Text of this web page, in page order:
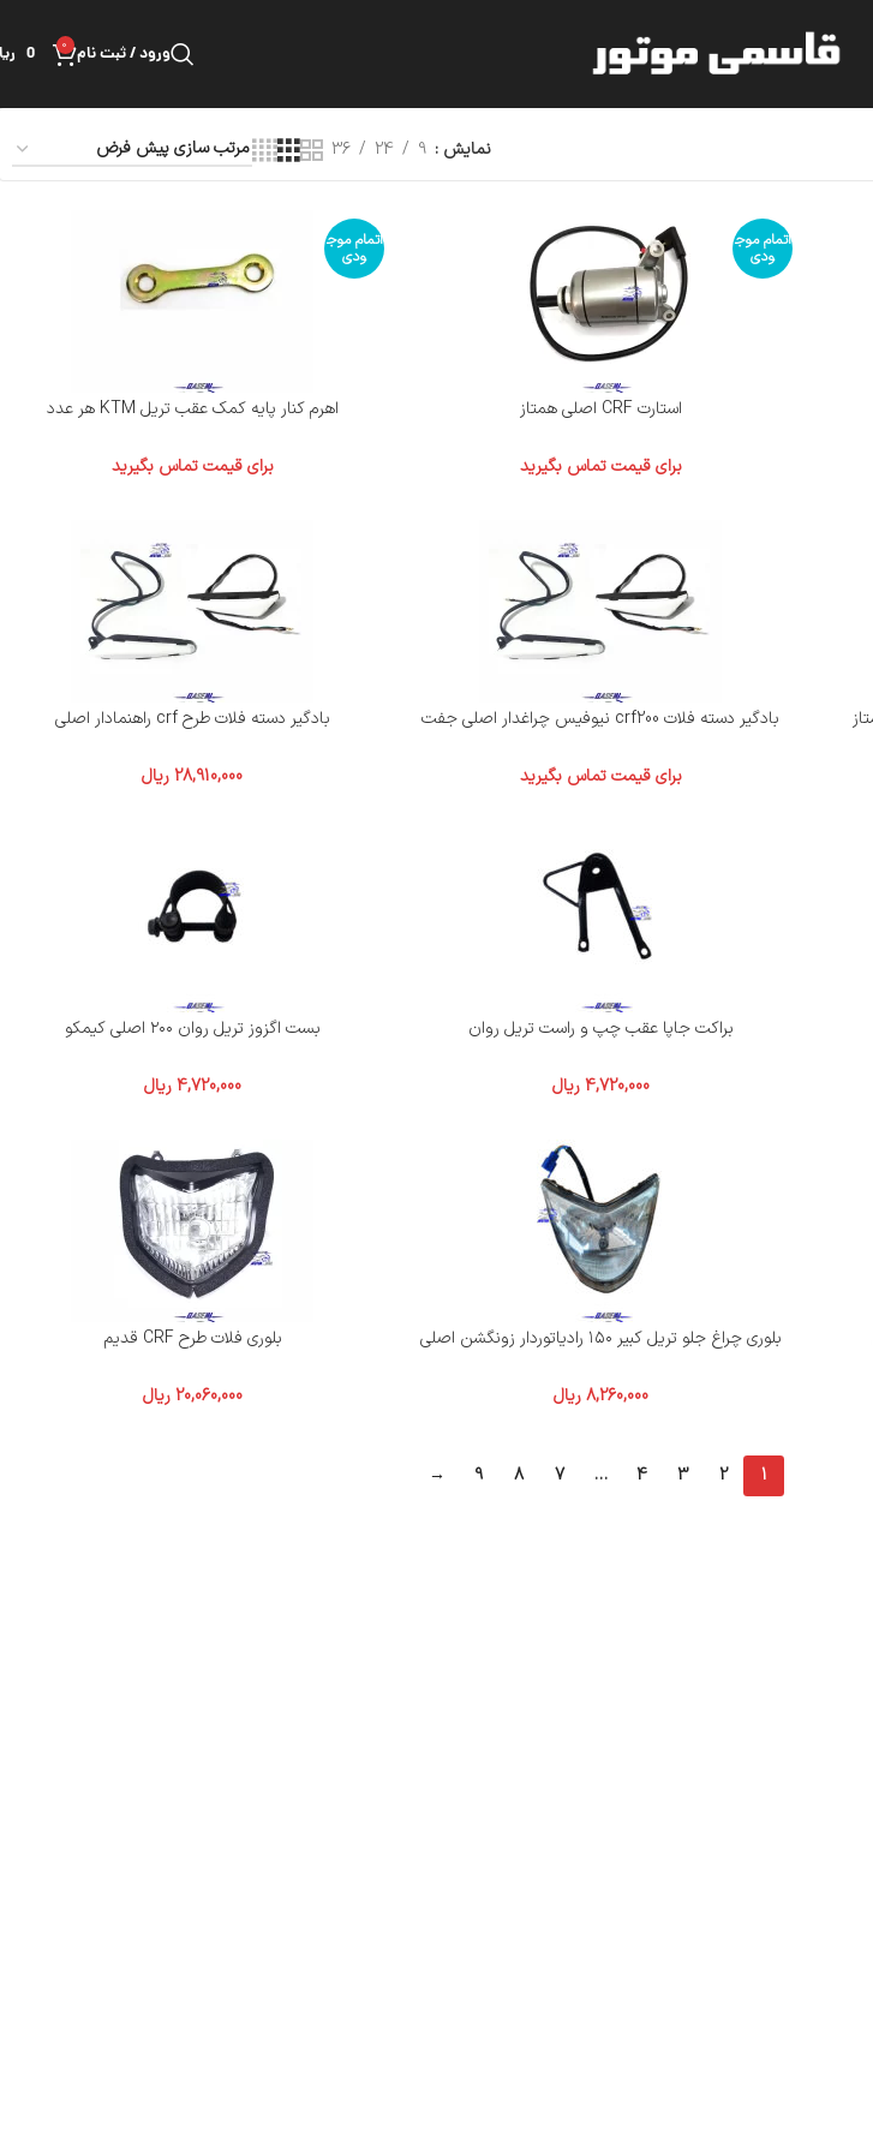
ورود / ثبت نام 0
0
نمایش 9
24
36
اتمام موج
ودی
استارت CRF اصلی همتاز
برای قیمت تماس بگیرید
اتمام موج
ودی
اهرم کنار پایه کمک عقب تریل KTM هر عدد
برای قیمت تماس بگیرید
بادگیر دسته فلات crf200 نیوفیس چراغدار اصلی جفت
برای قیمت تماس بگیرید
بادگیر دسته فلات طرح crf راهنمادار اصلی
28,910,000ریال
براکت جاپا عقب چپ و راست تریل روان
4,720,000 ریال
بست اگزوز تریل روان ۲۰۰ اصلی کیمکو
4,720,000 ریال
بلوری چراغ جلو تریل کبیر ۱۵۰ رادیاتوردار زونگشن اصلی
8,260,000 ریال
بلوری فلات طرح CRF قدیم
20,060,000 ریال
1
2
3
4
…
7
8
9
→